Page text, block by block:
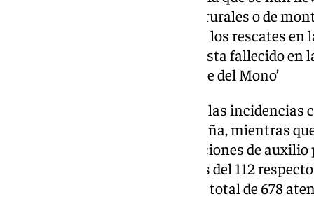
personas perdidas en espacios rurales o de
Desgraciadamente, el último de los rescates en
miércoles acabó con un senderista fallecido en
ferrata conocida como el ‘Puente del Mono’
Del total de actuaciones, 456 de las
por rescates en zonas de montaña, mientras
otros tipos de búsquedas y peticiones de
incidentes atendido en las salas del 112
0,28%, al registrarse en 2023 un total de 678